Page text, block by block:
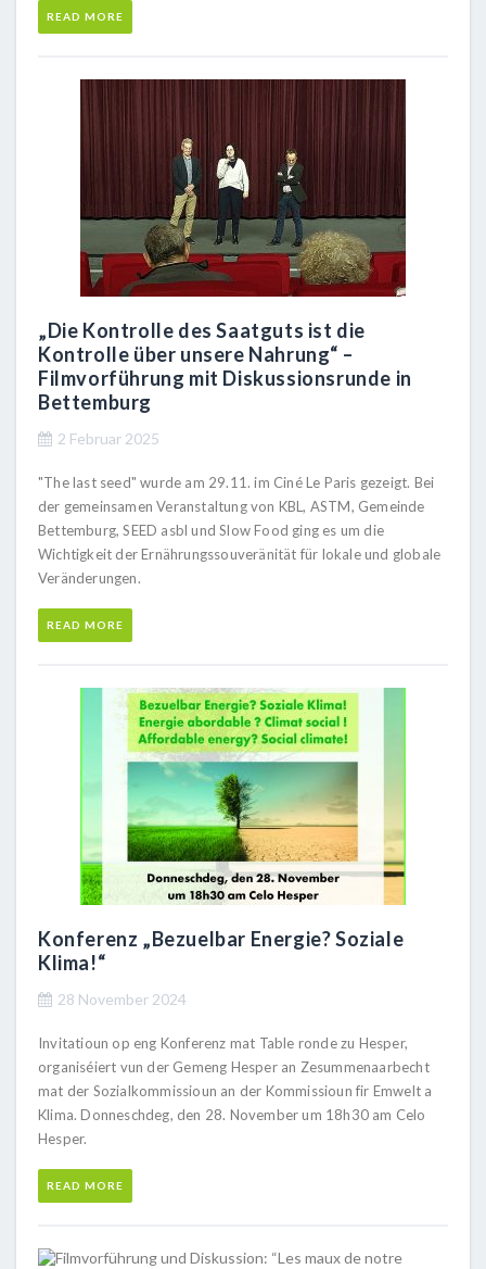
READ MORE
„Die Kontrolle des Saatguts ist die
Kontrolle über unsere Nahrung“ –
Filmvorführung mit Diskussionsrunde in
Bettemburg
2 Februar 2025
"The last seed" wurde am 29.11. im Ciné Le Paris gezeigt. Bei
der gemeinsamen Veranstaltung von KBL, ASTM, Gemeinde
Bettemburg, SEED asbl und Slow Food ging es um die
Wichtigkeit der Ernährungssouveränität für lokale und globale
Veränderungen.
READ MORE
Konferenz „Bezuelbar Energie? Soziale
Klima!“
28 November 2024
Invitatioun op eng Konferenz mat Table ronde zu Hesper,
organiséiert vun der Gemeng Hesper an Zesummenaarbecht
mat der Sozialkommissioun an der Kommissioun fir Emwelt a
Klima. Donneschdeg, den 28. November um 18h30 am Celo
Hesper.
READ MORE